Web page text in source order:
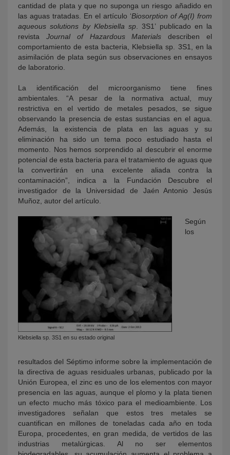
cantidad de plata y que no suponga un riesgo añadido en
las aguas tratadas. En el artículo ‘Biosorption of Ag(I) from
aqueous solutions by Klebsiella sp . 3S1’ publicado en la
revista Journal of Hazardous Materials describen el
comportamiento de esta bacteria, Klebsiella sp. 3S1, en la
asimilación de plata según sus observaciones en ensayos
de laboratorio.
La identificación del microorganismo tiene fines
ambientales. “A pesar de la normativa actual, muy
restrictiva en el vertido de metales pesados, se sigue
observando la presencia de estas sustancias en el agua.
Además, la existencia de plata en las aguas y su
eliminación ha sido un tema poco estudiado hasta el
momento. Nos hemos sorprendido al descubrir el enorme
potencial de esta bacteria para el tratamiento de aguas que
la convertirán en una excelente aliada contra la
contaminación”, indica a la Fundación Descubre el
investigador de la Universidad de Jaén Antonio Jesús
Muñoz, autor del artículo.
Klebsiella sp. 3S1 en su estado original
Según
los
resultados del Séptimo informe sobre la implementación de
la directiva de aguas residuales urbanas, publicado por la
Unión Europea, el zinc es uno de los elementos con mayor
presencia en las aguas, aunque el plomo y la plata tienen
un efecto mucho más tóxico para el medioambiente. Los
investigadores señalan que estos tres metales se
cuantifican en millones de toneladas cada año en toda
Europa, procedentes, en gran medida, de vertidos de las
industrias metalúrgicas. Al no ser elementos